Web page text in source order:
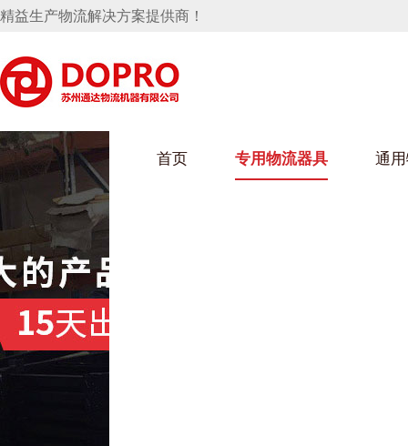
精益生产物流解决方案提供商！
首页 专用物流器具
葫芦娃下载最污架
盘 保险杠料架
冲压件料架
仪表盘料架
架
消声器料架
通
车
桶水箱支架
行业
行业